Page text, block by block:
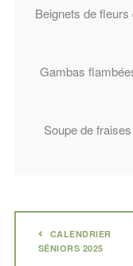
Beignets de
Gambas
Soupe de
CALENDRIER
SÉNIORS 2025